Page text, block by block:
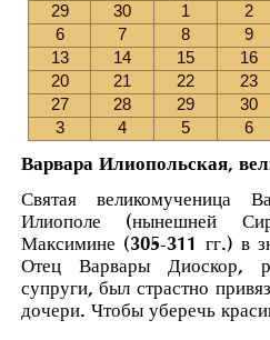
29
30 1 2
6
7 8 9
13
14 15 16
20
21 22 23
27
28 29 30
3
4 5 6
Варвара Илиопольская,
Святая великомученица
Илиополе (нынешней
Максимине (305-311 гг.) в
Отец Варвары Диоскор,
супруги, был страстно
дочери. Чтобы уберечь